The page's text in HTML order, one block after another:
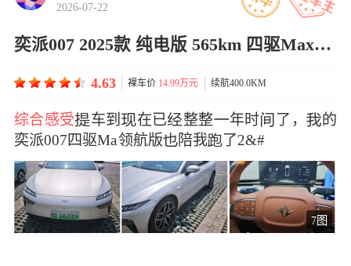
2026-07-22
奕派007 2025款 纯电版 565km 四驱Max领航版
4.63 裸车价 14.99万元 续航400.0KM
综合感受车到在已整整年时了，的
奕派007四驱Max领航版陪我了2&#
7图